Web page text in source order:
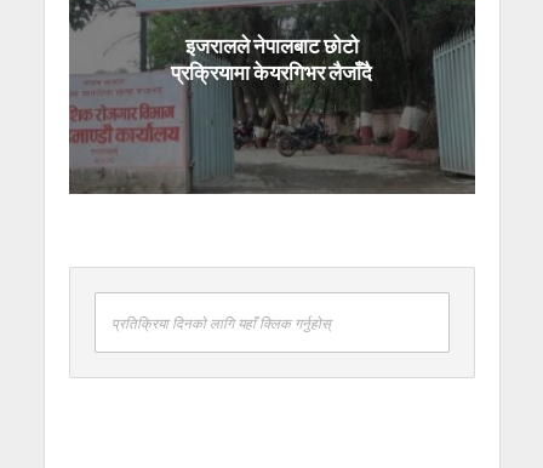
इजरालले नेपालबाट छोटो
प्रक्रियामा केयरगिभर लैजाँदै
प्रतिक्रिया दिनको लागि यहाँ क्लिक गर्नुहोस्